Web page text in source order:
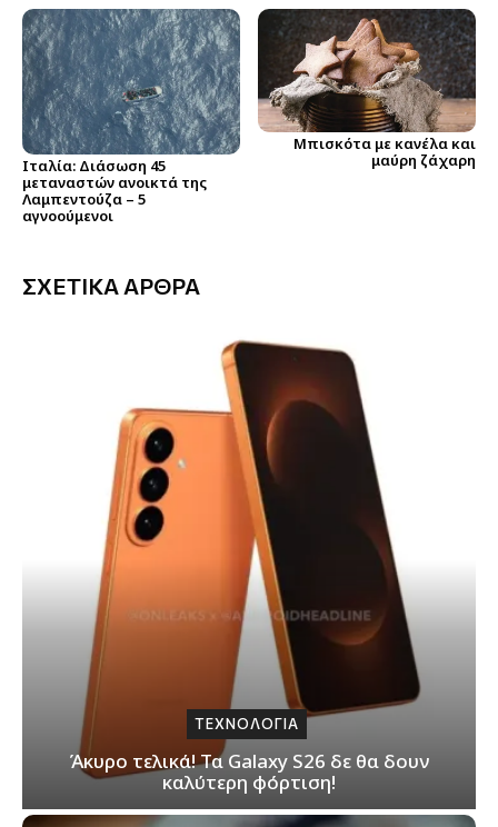
Ιταλία: Διάσωση 45
μεταναστών ανοικτά της
Λαμπεντούζα – 5
αγνοούμενοι
Μπισκότα με κανέλα και
μαύρη ζάχαρη
ΣΧΕΤΙΚΑ ΑΡΘΡΑ
ΤΕΧΝΟΛΟΓΙΑ
Άκυρο τελικά! Τα Galaxy S26 δε θα δουν
καλύτερη φόρτιση!